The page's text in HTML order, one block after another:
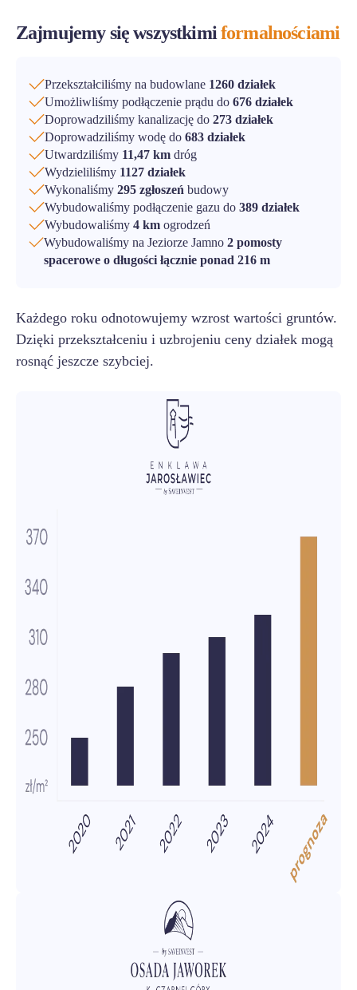
Zajmujemy się wszystkimiformalnościami
Przekształciliśmy na budowlane 1260 działek
Umożliwliśmy podłączenie prądu do 676 działek
Doprowadziliśmy kanalizację do 273 działek
Doprowadziliśmy wodę do 683 działek
Utwardziliśmy 11,47 km dróg
Wydzieliliśmy 1127 działek
Wykonaliśmy 295 zgłoszeń budowy
Wybudowaliśmy podłączenie gazu do 389 działek
Wybudowaliśmy 4 km ogrodzeń
Wybudowaliśmy na Jeziorze Jamno 2 pomosty
spacerowe o długości łącznie ponad 216 m
Każdego roku odnotowujemy wzrost wartości gruntów.
Dzięki przekształceniu i uzbrojeniu ceny działek mogą
rosnąć jeszcze szybciej.